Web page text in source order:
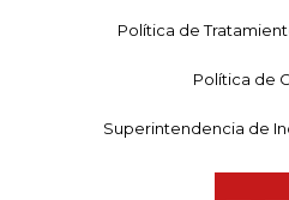
Política de
Política de
Superintendencia de